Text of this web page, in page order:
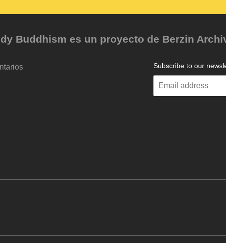
Buddhism es un proyecto de Berzin
Subscribe to our
Enter